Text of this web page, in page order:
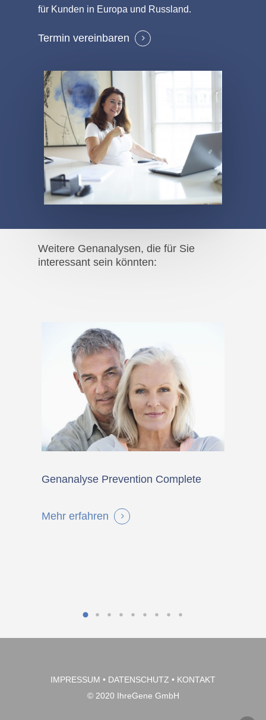
für Kunden in Europa und Russland.
Termin vereinbaren
Weitere Genanalysen, die für Sie
interessant sein könnten:
Genanalyse Prevention Complete
Mehr erfahren
IMPRESSUM • DATENSCHUTZ • KONTAKT
© 2020 IhreGene GmbH